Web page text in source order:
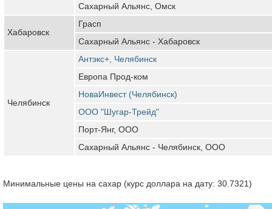
Сахарный Альянс, Омск
Хабаровск
Грасп
Сахарный Альянс - Хабаровск
Челябинск
Антэкс+, Челябинск
Европа Прод-ком
НоваИнвест (Челябинск)
ООО "Шугар-Трейд"
Порт-Янг, ООО
Сахарный Альянс - Челябинск, ООО
Минимальные цены на сахар (курс доллара на дату: 30.7321)